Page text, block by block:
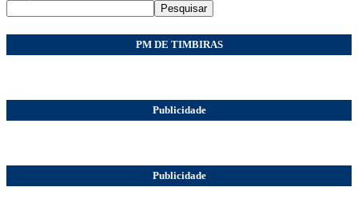
Pesquisar
PM DE TIMBIRAS
Publicidade
Publicidade